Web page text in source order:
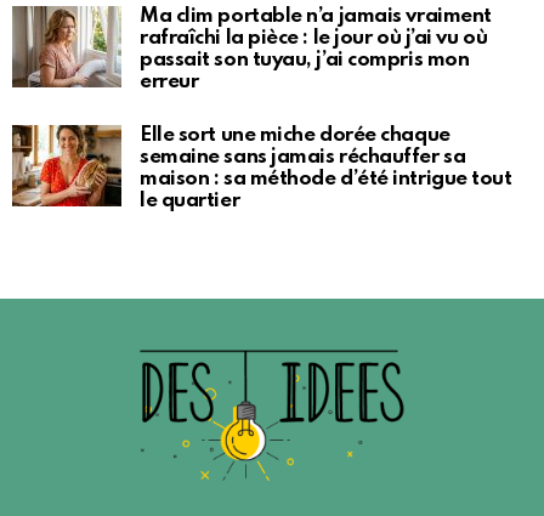
Ma clim portable n’a jamais vraiment
rafraîchi la pièce : le jour où j’ai vu où
passait son tuyau, j’ai compris mon
erreur
Elle sort une miche dorée chaque
semaine sans jamais réchauffer sa
maison : sa méthode d’été intrigue tout
le quartier